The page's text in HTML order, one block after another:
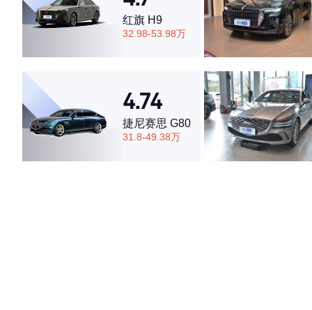
红旗 H9
32.98-53.98万
4.74
捷尼赛思 G80
31.8-49.38万